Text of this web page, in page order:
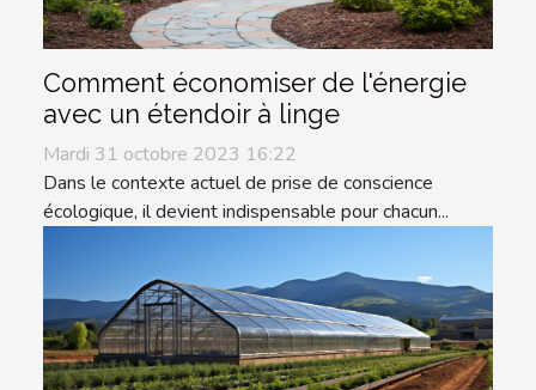
Comment économiser de l'énergie
avec un étendoir à linge
Mardi 31 octobre 2023 16:22
Dans le contexte actuel de prise de conscience
écologique, il devient indispensable pour chacun...